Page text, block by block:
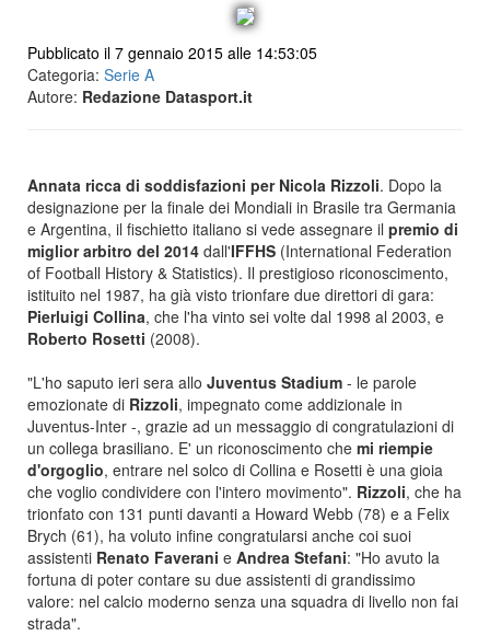
Pubblicato il 7 gennaio 2015 alle 14:53:05
Categoria: Serie A
Autore: Redazione Datasport.it
Annata ricca di soddisfazioni per Nicola Rizzoli. Dopo la
designazione per la finale dei Mondiali in Brasile tra Germania
e Argentina, il fischietto italiano si vede assegnare il premio di
miglior arbitro del 2014 dall'IFFHS (International Federation
of Football History & Statistics). Il prestigioso riconoscimento,
istituito nel 1987, ha già visto trionfare due direttori di gara:
Pierluigi Collina, che l'ha vinto sei volte dal 1998 al 2003, e
Roberto Rosetti (2008).
"L'ho saputo ieri sera allo Juventus Stadium - le parole
emozionate di Rizzoli, impegnato come addizionale in
Juventus-Inter -, grazie ad un messaggio di congratulazioni di
un collega brasiliano. E' un riconoscimento che mi riempie
d'orgoglio, entrare nel solco di Collina e Rosetti è una gioia
che voglio condividere con l'intero movimento". Rizzoli, che ha
trionfato con 131 punti davanti a Howard Webb (78) e a Felix
Brych (61), ha voluto infine congratularsi anche coi suoi
assistenti Renato Faverani e Andrea Stefani: "Ho avuto la
fortuna di poter contare su due assistenti di grandissimo
valore: nel calcio moderno senza una squadra di livello non fai
strada".